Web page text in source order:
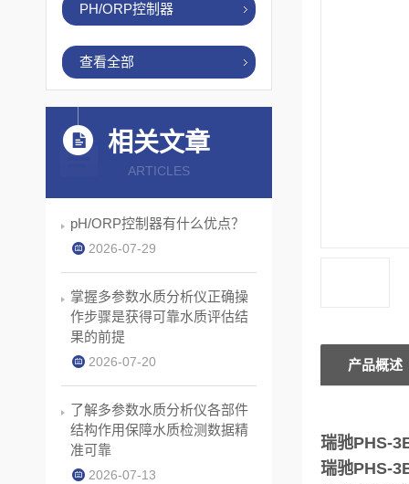
产品概述
瑞驰PHS-
瑞驰PHS-
PH/ORP控制器
查看全部
相关文章
ARTICLES
pH/ORP控制器有什么优点？
2026-07-29
掌握多参数水质分析仪正确操
作步骤是获得可靠水质评估结
果的前提
2026-07-20
了解多参数水质分析仪各部件
结构作用保障水质检测数据精
准可靠
2026-07-13